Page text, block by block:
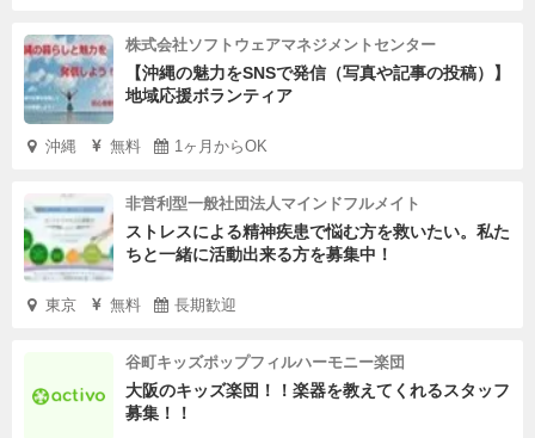
株式会社ソフトウェアマネジメントセンター
【沖縄の魅力をSNSで発信（写真や記事の投稿）】
地域応援ボランティア
沖縄 無料 1ヶ月からOK
非営利型一般社団法人マインドフルメイト
ストレスによる精神疾患で悩む方を救いたい。私た
ちと一緒に活動出来る方を募集中！
東京 無料 長期歓迎
谷町キッズポップフィルハーモニー楽団
大阪のキッズ楽団！！楽器を教えてくれるスタッフ
募集！！